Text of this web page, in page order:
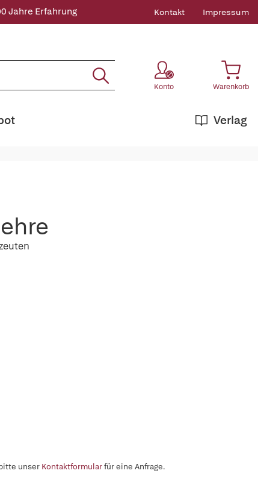
Jahre Erfahrung Kontakt Impressum
Konto Warenkorb
Verlag
unser Kontaktformularfür eine Anfrage.